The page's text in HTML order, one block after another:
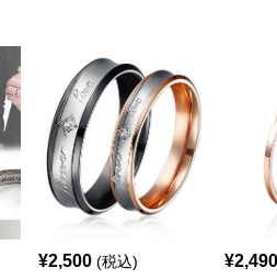
¥2,500 (税込) ¥2,490